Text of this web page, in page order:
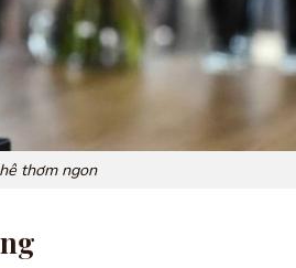
thơm ngon